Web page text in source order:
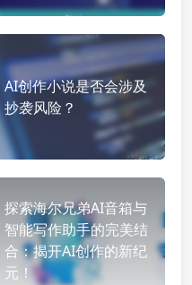
AI创作小说是否会涉及
抄袭风险？
探索海尔兄弟AI音箱与
智能写作助手的完美结
合：揭开AI创作的新纪
元！